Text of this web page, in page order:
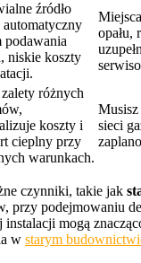
źródło
automatyczny
podawania
niskie koszty
opału,
różnych
koszty i
cieplny przy
warunkach.
Musisz
sieci
czynniki, takie jak
przy podejmowaniu
mogą
w starym